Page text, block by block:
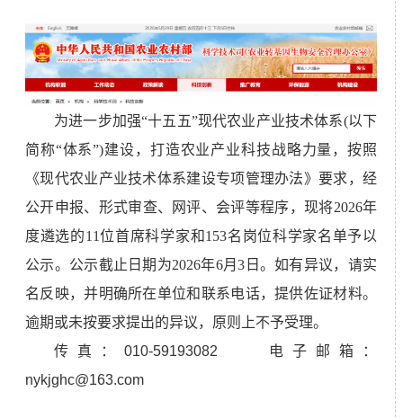
为进一步加强“十五五”现代农业产业技术体系(以下
简称“体系”)建设，打造农业产业科技战略力量，按照
《现代农业产业技术体系建设专项管理办法》要求， 经
公开申报、形式审查、网评、会评等程序，现将2026年
度遴选的11位首席科学家和153名岗位科学家名单予以
公示。公示截止日期为2026年6月3 日。如有异议，请实
名反映，并明确所在单位和联系电话，提供佐证材料。
逾期或未按要求提出的异议，原则上不予受理。
传真：010-59193082 电子邮箱：
nykjghc@163.com